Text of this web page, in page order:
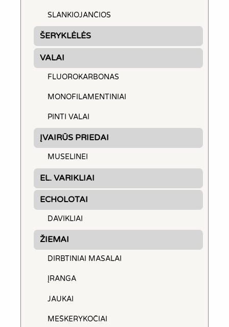
SLANKIOJANČIOS
ŠERYKLĖLĖS
VALAI
FLUOROKARBONAS
MONOFILAMENTINIAI
PINTI VALAI
ĮVAIRŪS PRIEDAI
MUSELINEI
EL. VARIKLIAI
ECHOLOTAI
DAVIKLIAI
ŽIEMAI
DIRBTINIAI MASALAI
ĮRANGA
JAUKAI
MEŠKERYKOČIAI